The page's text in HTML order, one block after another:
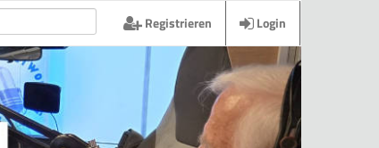
Registrieren Login